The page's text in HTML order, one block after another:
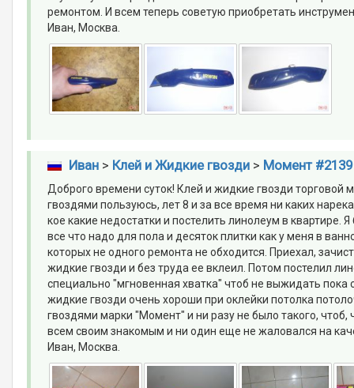
ремонтом. И всем теперь советую приобретать
Иван, Москва.
Иван> Клей и Жидкие гвозди> Момент #2139
Доброго времени суток! Клей и жидкие гвозди
гвоздями пользуюсь, лет 8 и за все время ни каких
кое какие недостатки и постелить линолеум в
все что надо для пола и десяток плитки как у меня в
которых не одного ремонта не обходится. Приехал,
жидкие гвозди и без труда ее вклеил. Потом постелил
специально "мгновенная хватка" чтоб не выжидать пока
жидкие гвозди очень хороши при оклейки потолка
гвоздями марки "Момент" и ни разу не было такого,
всем своим знакомым и ни один еще не жаловался на
Иван, Москва.